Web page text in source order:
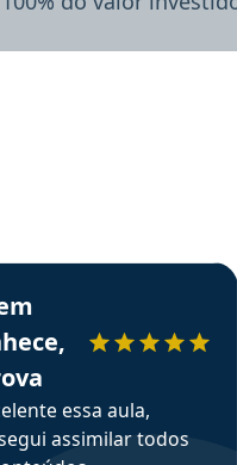
Sergio recomenda o
essa aula,
assimilar todos